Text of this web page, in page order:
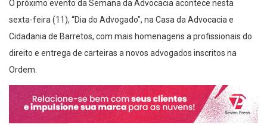
O próximo evento da Semana da Advocacia acontece nesta
sexta-feira (11), “Dia do Advogado”, na Casa da Advocacia e
Cidadania de Barretos, com mais homenagens a profissionais do
direito e entrega de carteiras a novos advogados inscritos na
Ordem.